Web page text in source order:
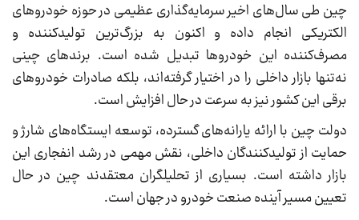
چین طی سال‌های اخیر سرمایه‌گذاری عظیمی در حوزه خودروهای
الکتریکی انجام داده و اکنون به بزرگ‌ترین تولیدکننده و
مصرف‌کننده این خودروها تبدیل شده است. برندهای چینی
نه‌تنها بازار داخلی را در اختیار گرفته‌اند، بلکه صادرات خودروهای
برقی این کشور نیز به سرعت در حال افزایش است.
دولت چین با ارائه یارانه‌های گسترده، توسعه ایستگاه‌های شارژ و
حمایت از تولیدکنندگان داخلی، نقش مهمی در رشد انفجاری این
بازار داشته است. بسیاری از تحلیلگران معتقدند چین در حال
تعیین مسیر آینده صنعت خودرو در جهان است.